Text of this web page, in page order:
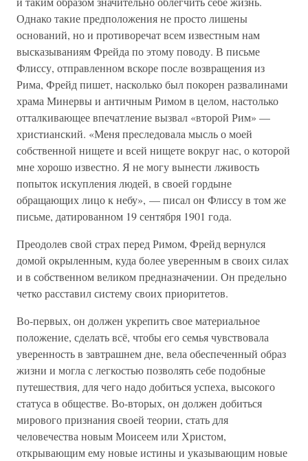
Однако такие предположения не просто лишены
оснований, но и противоречат всем известным нам
высказываниям Фрейда по этому поводу. В письме
Флиссу, отправленном вскоре после возвращения из
Рима, Фрейд пишет, насколько был покорен развалинами
храма Минервы и античным Римом в целом, настолько
отталкивающее впечатление вызвал «второй Рим» —
христианский. «Меня преследовала мысль о моей
собственной нищете и всей нищете вокруг нас, о которой
мне хорошо известно. Я не могу вынести лживость
попыток искупления людей, в своей гордыне
обращающих лицо к небу», — писал он Флиссу в том же
письме, датированном 19 сентября 1901 года.
Преодолев свой страх перед Римом, Фрейд вернулся
домой окрыленным, куда более уверенным в своих силах
и в собственном великом предназначении. Он предельно
четко расставил систему своих приоритетов.
Во-первых, он должен укрепить свое материальное
положение, сделать всё, чтобы его семья чувствовала
уверенность в завтрашнем дне, вела обеспеченный образ
жизни и могла с легкостью позволять себе подобные
путешествия, для чего надо добиться успеха, высокого
статуса в обществе. Во-вторых, он должен добиться
мирового признания своей теории, стать для
человечества новым Моисеем или Христом,
открывающим ему новые истины и указывающим новые